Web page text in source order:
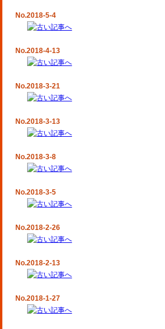
No.2018-5-4
No.2018-4-13
No.2018-3-21
No.2018-3-13
No.2018-3-8
No.2018-3-5
No.2018-2-26
No.2018-2-13
No.2018-1-27